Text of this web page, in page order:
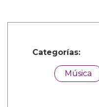
Categorías:
Música